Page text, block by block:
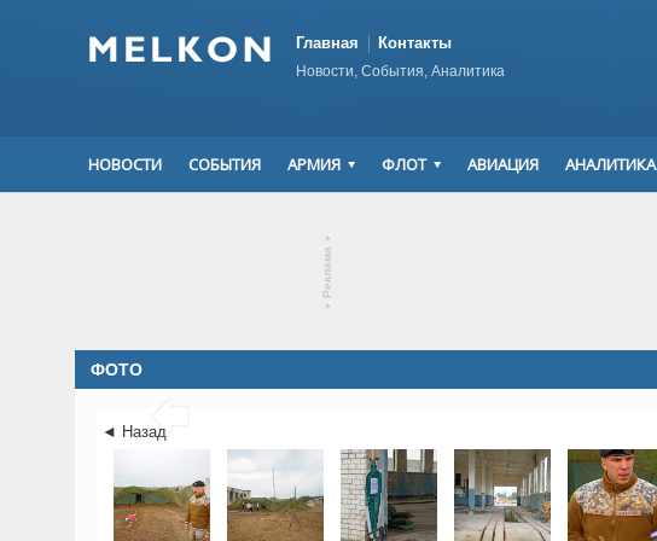
Главная Контакты
Новости, События, Аналитика
НОВОСТИ СОБЫТИЯ АРМИЯ ФЛОТ АВИАЦИЯ АНАЛИТИКА
▾
Реклама
▾
ФОТО

◄ Назад